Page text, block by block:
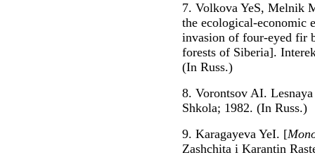
7. Volkova YeS, Melnik
the ecological-economic
invasion of four-eyed fir
forests of Siberia].
(In Russ.)
8. Vorontsov AI.
Shkola; 1982. (In Russ.)
9. Karagayeva YeI. [
Zashchita i Karantin